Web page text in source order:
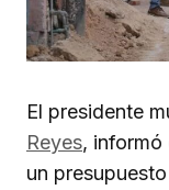
El presidente
Reyes, informó
un